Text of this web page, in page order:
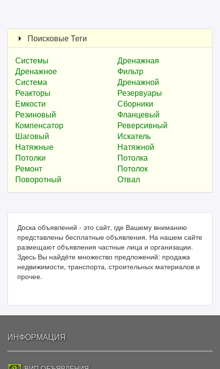
Поисковые Теги
Системы
Дренажная
Дренажное
Фильтр
Система
Дренажной
Реакторы
Резервуары
Емкости
Сборники
Резиновый
Фланцевый
Компенсатор
Реверсивный
Шаговый
Искатель
Натяжные
Натяжной
Потолки
Потолка
Ремонт
Потолок
Поворотный
Отвал
Доска объявлений - это сайт, где Вашему вниманию
представлены бесплатные объявления. На нашем сайте
размещают объявления частные лица и организации.
Здесь Вы найдёте множество предложений: продажа
недвижимости, транспорта, строительных материалов и
прочее.
ИНФОРМАЦИЯ